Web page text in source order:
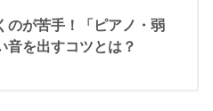
のが苦手！「ピアノ・弱
音を出すコツとは？